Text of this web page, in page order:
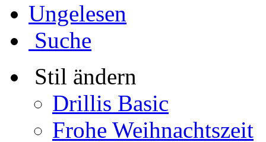
Ungelesen
Suche
Stil ändern
Drillis Basic
Frohe Weihnachtszeit